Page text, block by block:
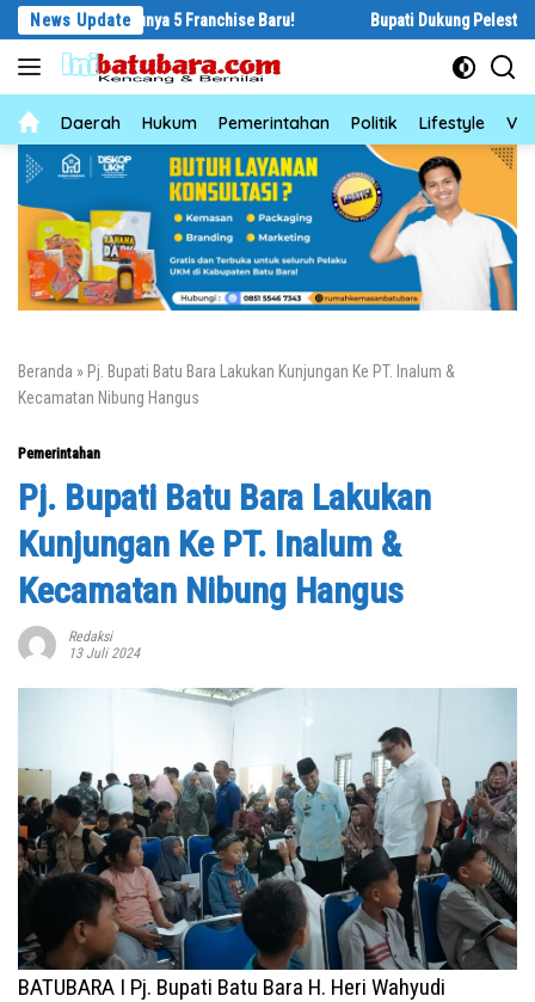
Langsung
konten
News Update
Punya 5 Franchise Baru! Bupati Dukung Pelestarian Budaya
NewsDaerah Hukum Pemerintahan Politik Lifestyle
Beranda » Pj. Bupati Batu Bara Lakukan Kunjungan Ke PT. Inalum &
Kecamatan Nibung Hangus
Pemerintahan
Pj. Bupati Batu Bara Lakukan
Kunjungan Ke PT. Inalum &
Kecamatan Nibung Hangus
Redaksi
13 Juli 2024
BATUBARA I Pj. Bupati Batu Bara H. Heri Wahyudi